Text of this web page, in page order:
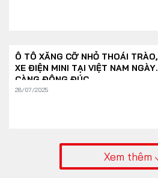
Ô TÔ XĂNG CỠ NHỎ THOÁI TRÀO,
XE ĐIỆN MINI TẠI VIỆT NAM NGÀY
CÀNG ĐÔNG ĐÚC
28/07/2025
Xem thêm